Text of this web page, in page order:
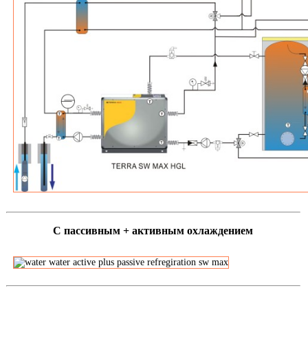
С пассивным + активным охлаждением